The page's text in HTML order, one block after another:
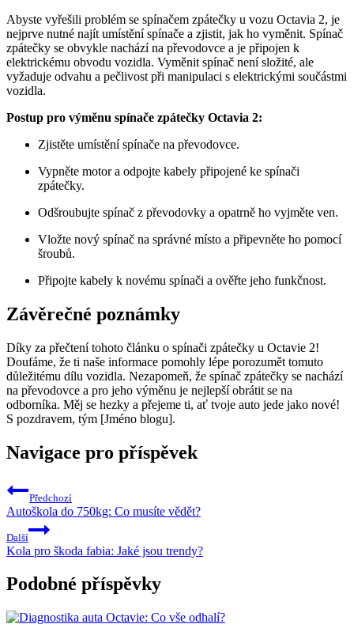
Abyste vyřešili problém se spínačem zpátečky u vozu Octavia 2, je
nejprve nutné najít umístění spínače a zjistit, jak ho vyměnit. Spínač
zpátečky se obvykle nachází na převodovce a je připojen k
elektrickému obvodu vozidla. Vyměnit spínač není složité, ale
vyžaduje odvahu a pečlivost při manipulaci s elektrickými součástmi
vozidla.
Postup pro výměnu spínače zpátečky Octavia 2:
Zjistěte umístění spínače na převodovce.
Vypněte motor a odpojte kabely připojené ke spínači
zpátečky.
Odšroubujte spínač z převodovky a opatrně ho vyjměte ven.
Vložte nový spínač na správné místo a připevněte ho pomocí
šroubů.
Připojte kabely k novému spínači a ověřte jeho funkčnost.
Závěrečné poznámky
Díky za přečtení tohoto článku o spínači zpátečky u Octavie 2!
Doufáme, že ti naše informace pomohly lépe porozumět tomuto
důležitému dílu vozidla. Nezapomeň, že spínač zpátečky se nachází
na převodovce a pro jeho výměnu je nejlepší obrátit se na
odborníka. Měj se hezky a přejeme ti, ať tvoje auto jede jako nové!
S pozdravem, tým [Jméno blogu].
Navigace pro příspěvek
Předchozí
Autoškola do 750kg: Co musíte vědět?
Další
Kola pro škoda fabia: Jaké jsou trendy?
Podobné příspěvky